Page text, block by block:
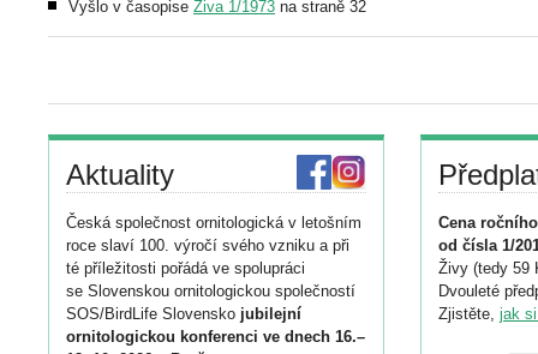
Vyšlo v časopise Živa 1/1973 na straně 32
Aktuality
Česká společnost ornitologická v letošním
roce slaví 100. výročí svého vzniku a při
té příležitosti pořádá ve spolupráci
se Slovenskou ornitologickou společností
SOS/BirdLife Slovensko jubilejní
ornitologickou konferenci ve dnech 16.–
Cena
od čísla 1/
Živy (tedy 59
Dvouleté
Zjistěte, jak